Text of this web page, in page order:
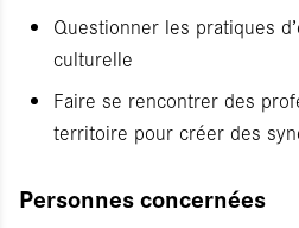
Questionner les pratiques
culturelle
Faire se rencontrer des
territoire pour créer des
Personnes concernées